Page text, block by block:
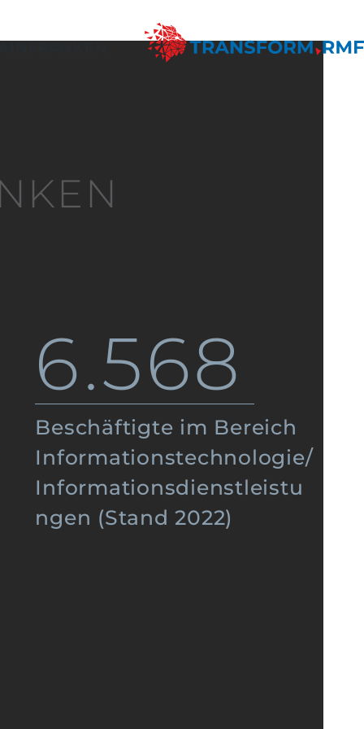
6.568
Beschäftigte im Bereich
Informationstechnologie/
Informationsdienstleistu
ngen (Stand 2022)